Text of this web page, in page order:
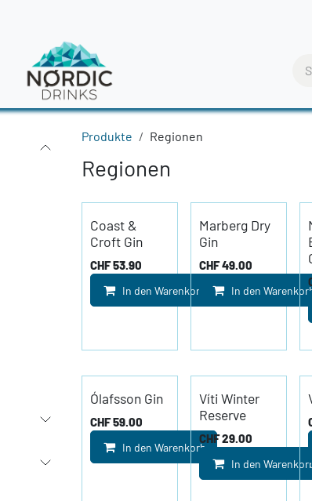
Produkte Regionen
Regionen
Coast &
Croft Gin
CHF53.90
In den Warenkorb
Marberg Dry
Gin
CHF49.00
In den
Ólafsson Gin
CHF59.00
In den Warenkorb
Víti Winter
Reserve
CHF29.00
In den